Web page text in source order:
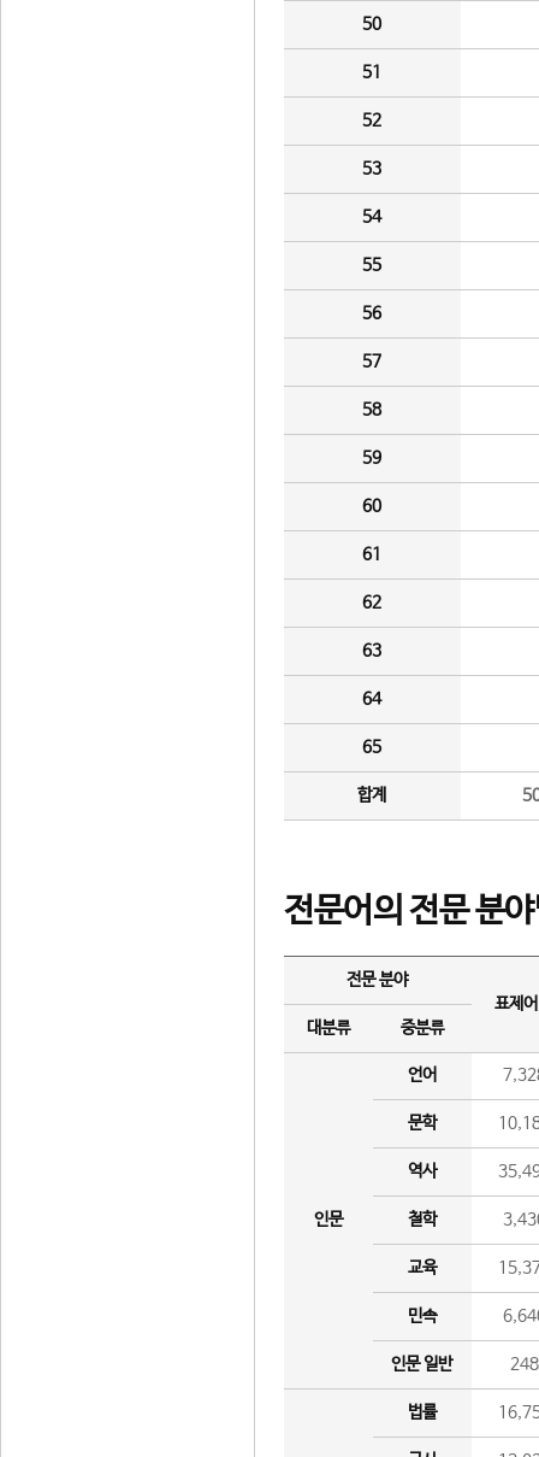
50
51
52
53
54
55
56
57
58
59
60
61
62
63
64
65
합계
전문어의 전문 분
전문 분야
표제
대분류
중분류
인문
언어
문학
역사
철학
교육
민속
인문 일반 248
법률